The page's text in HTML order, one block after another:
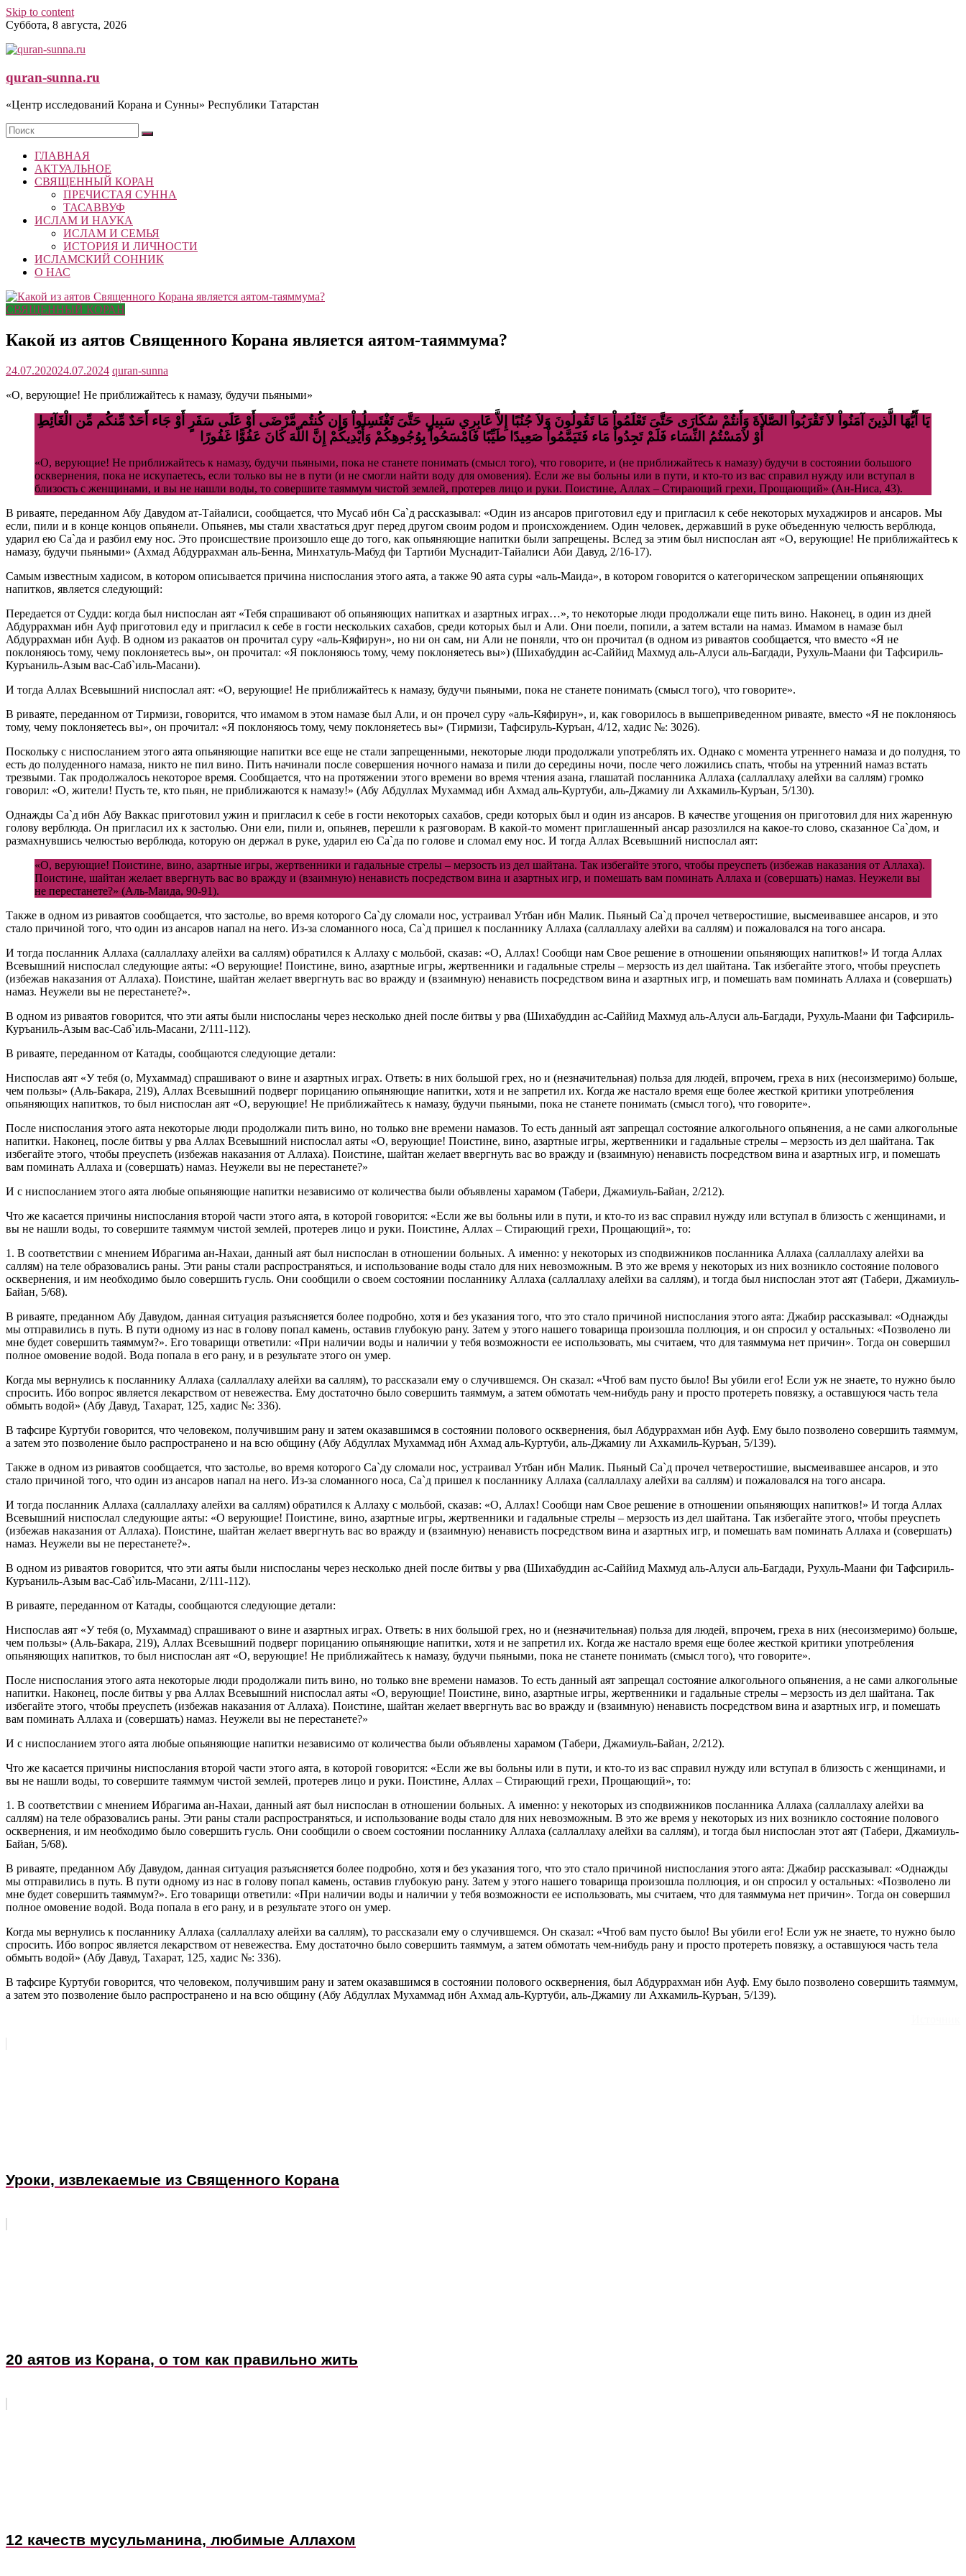
Skip to content
Суббота, 8 августа, 2026
quran-sunna.ru
«Центр исследований Корана и Сунны» Республики Татарстан
ГЛАВНАЯ
АКТУАЛЬНОЕ
СВЯЩЕННЫЙ КОРАН
ПРЕЧИСТАЯ СУННА
ТАСАВВУФ
ИСЛАМ И НАУКА
ИСЛАМ И СЕМЬЯ
ИСТОРИЯ И ЛИЧНОСТИ
ИСЛАМСКИЙ СОННИК
О НАС
СВЯЩЕННЫЙ КОРАН
Какой из аятов Священного Корана является аятом-таяммума?
24.07.202024.07.2024 quran-sunna
«О, верующие! Не приближайтесь к намазу, будучи пьяными»
يَا أَيُّهَا الَّذِينَ آمَنُواْ لاَ تَقْرَبُواْ الصَّلاَةَ وَأَنتُمْ سُكَارَى حَتَّىَ تَعْلَمُواْ مَا تَقُولُونَ وَلاَ جُنُبًا إِلاَّ عَابِرِي سَبِيلٍ حَتَّىَ تَغْتَسِلُواْ وَإِن كُنتُم مَّرْضَى أَوْ عَلَى سَفَرٍ أَوْ جَاء أَحَدٌ مِّنكُم مِّن الْغَآئِطِ
«О, верующие! Не приближайтесь к намазу, будучи пьяными, пока не станете понимать (смысл того), что говорите, и (не приближайтесь к намазу) будучи в состоянии большого
осквернения, пока не искупаетесь, если только вы не в пути (и не смогли найти воду для омовения). Если же вы больны или в пути, и кто-то из вас справил нужду или вступал в
близость с женщинами, и вы не нашли воды, то совершите таяммум чистой землей, протерев лицо и руки. Поистине, Аллах – Стирающий грехи, Прощающий» (Ан-Ниса, 43).
В риваяте, переданном Абу Давудом ат-Тайалиси, сообщается, что Мусаб ибн Са`д рассказывал: «Один из ансаров приготовил еду и пригласил к себе некоторых мухаджиров и ансаров. Мы
если, пили и в конце концов опьянели. Опьянев, мы стали хвастаться друг перед другом своим родом и происхождением. Один человек, державший в руке объеденную челюсть верблюда,
ударил ею Са`да и разбил ему нос. Это происшествие произошло еще до того, как опьяняющие напитки были запрещены. Вслед за этим был ниспослан аят «О, верующие! Не приближайтесь к
намазу, будучи пьяными» (Ахмад Абдуррахман аль-Бенна, Минхатуль-Мабуд фи Тартиби Муснадит-Тайалиси Аби Давуд, 2/16-17).
Самым известным хадисом, в котором описывается причина ниспослания этого аята, а также 90 аята суры «аль-Маида», в котором говорится о категорическом запрещении опьяняющих
напитков, является следующий:
Передается от Судди: когда был ниспослан аят «Тебя спрашивают об опьяняющих напитках и азартных играх…», то некоторые люди продолжали еще пить вино. Наконец, в один из дней
Абдуррахман ибн Ауф приготовил еду и пригласил к себе в гости нескольких сахабов, среди которых был и Али. Они поели, попили, а затем встали на намаз. Имамом в намазе был
Абдуррахман ибн Ауф. В одном из ракаатов он прочитал суру «аль-Кяфирун», но ни он сам, ни Али не поняли, что он прочитал (в одном из риваятов сообщается, что вместо «Я не
поклоняюсь тому, чему поклоняетесь вы», он прочитал: «Я поклоняюсь тому, чему поклоняетесь вы») (Шихабуддин ас-Саййид Махмуд аль-Алуси аль-Багдади, Рухуль-Маани фи Тафсириль-
Куръаниль-Азым вас-Саб`иль-Масани).
И тогда Аллах Всевышний ниспослал аят: «О, верующие! Не приближайтесь к намазу, будучи пьяными, пока не станете понимать (смысл того), что говорите».
В риваяте, переданном от Тирмизи, говорится, что имамом в этом намазе был Али, и он прочел суру «аль-Кяфирун», и, как говорилось в вышеприведенном риваяте, вместо «Я не поклоняюсь
тому, чему поклоняетесь вы», он прочитал: «Я поклоняюсь тому, чему поклоняетесь вы» (Тирмизи, Тафсируль-Куръан, 4/12, хадис №: 3026).
Поскольку с ниспосланием этого аята опьяняющие напитки все еще не стали запрещенными, некоторые люди продолжали употреблять их. Однако с момента утреннего намаза и до полудня, то
есть до полуденного намаза, никто не пил вино. Пить начинали после совершения ночного намаза и пили до середины ночи, после чего ложились спать, чтобы на утренний намаз встать
трезвыми. Так продолжалось некоторое время. Сообщается, что на протяжении этого времени во время чтения азана, глашатай посланника Аллаха (саллаллаху алейхи ва саллям) громко
говорил: «О, жители! Пусть те, кто пьян, не приближаются к намазу!» (Абу Абдуллах Мухаммад ибн Ахмад аль-Куртуби, аль-Джамиу ли Ахкамиль-Куръан, 5/130).
Однажды Са`д ибн Абу Ваккас приготовил ужин и пригласил к себе в гости некоторых сахабов, среди которых был и один из ансаров. В качестве угощения он приготовил для них жаренную
голову верблюда. Он пригласил их к застолью. Они ели, пили и, опьянев, перешли к разговорам. В какой-то момент приглашенный ансар разозлился на какое-то слово, сказанное Са`дом, и
размахнувшись челюстью верблюда, которую он держал в руке, ударил ею Са`да по голове и сломал ему нос. И тогда Аллах Всевышний ниспослал аят:
«О, верующие! Поистине, вино, азартные игры, жертвенники и гадальные стрелы – мерзость из дел шайтана. Так избегайте этого, чтобы преуспеть (избежав наказания от Аллаха).
Поистине, шайтан желает ввергнуть вас во вражду и (взаимную) ненависть посредством вина и азартных игр, и помешать вам поминать Аллаха и (совершать) намаз. Неужели вы
не перестанете?» (Аль-Маида, 90-91).
Также в одном из риваятов сообщается, что застолье, во время которого Са`ду сломали нос, устраивал Утбан ибн Малик. Пьяный Са`д прочел четверостишие, высмеивавшее ансаров, и это
стало причиной того, что один из ансаров напал на него. Из-за сломанного носа, Са`д пришел к посланнику Аллаха (саллаллаху алейхи ва саллям) и пожаловался на того ансара.
И тогда посланник Аллаха (саллаллаху алейхи ва саллям) обратился к Аллаху с мольбой, сказав: «О, Аллах! Сообщи нам Свое решение в отношении опьяняющих напитков!» И тогда Аллах
Всевышний ниспослал следующие аяты: «О верующие! Поистине, вино, азартные игры, жертвенники и гадальные стрелы – мерзость из дел шайтана. Так избегайте этого, чтобы преуспеть
(избежав наказания от Аллаха). Поистине, шайтан желает ввергнуть вас во вражду и (взаимную) ненависть посредством вина и азартных игр, и помешать вам поминать Аллаха и (совершать)
намаз. Неужели вы не перестанете?».
В одном из риваятов говорится, что эти аяты были ниспосланы через несколько дней после битвы у рва (Шихабуддин ас-Саййид Махмуд аль-Алуси аль-Багдади, Рухуль-Маани фи Тафсириль-
Куръаниль-Азым вас-Саб`иль-Масани, 2/111-112).
В риваяте, переданном от Катады, сообщаются следующие детали:
Ниспослав аят «У тебя (о, Мухаммад) спрашивают о вине и азартных играх. Ответь: в них большой грех, но и (незначительная) польза для людей, впрочем, греха в них (несоизмеримо) больше,
чем пользы» (Аль-Бакара, 219), Аллах Всевышний подверг порицанию опьяняющие напитки, хотя и не запретил их. Когда же настало время еще более жесткой критики употребления
опьяняющих напитков, то был ниспослан аят «О, верующие! Не приближайтесь к намазу, будучи пьяными, пока не станете понимать (смысл того), что говорите».
После ниспослания этого аята некоторые люди продолжали пить вино, но только вне времени намазов. То есть данный аят запрещал состояние алкогольного опьянения, а не сами алкогольные
напитки. Наконец, после битвы у рва Аллах Всевышний ниспослал аяты «О, верующие! Поистине, вино, азартные игры, жертвенники и гадальные стрелы – мерзость из дел шайтана. Так
избегайте этого, чтобы преуспеть (избежав наказания от Аллаха). Поистине, шайтан желает ввергнуть вас во вражду и (взаимную) ненависть посредством вина и азартных игр, и помешать
вам поминать Аллаха и (совершать) намаз. Неужели вы не перестанете?»
И с ниспосланием этого аята любые опьяняющие напитки независимо от количества были объявлены харамом (Табери, Джамиуль-Байан, 2/212).
Что же касается причины ниспослания второй части этого аята, в которой говорится: «Если же вы больны или в пути, и кто-то из вас справил нужду или вступал в близость с женщинами, и
вы не нашли воды, то совершите таяммум чистой землей, протерев лицо и руки. Поистине, Аллах – Стирающий грехи, Прощающий», то:
1. В соответствии с мнением Ибрагима ан-Нахаи, данный аят был ниспослан в отношении больных. А именно: у некоторых из сподвижников посланника Аллаха (саллаллаху алейхи ва
саллям) на теле образовались раны. Эти раны стали распространяться, и использование воды стало для них невозможным. В это же время у некоторых из них возникло состояние полового
осквернения, и им необходимо было совершить гусль. Они сообщили о своем состоянии посланнику Аллаха (саллаллаху алейхи ва саллям), и тогда был ниспослан этот аят (Табери, Джамиуль-
Байан, 5/68).
В риваяте, преданном Абу Давудом, данная ситуация разъясняется более подробно, хотя и без указания того, что это стало причиной ниспослания этого аята: Джабир рассказывал: «Однажды
мы отправились в путь. В пути одному из нас в голову попал камень, оставив глубокую рану. Затем у этого нашего товарища произошла поллюция, и он спросил у остальных: «Позволено ли
мне будет совершить таяммум?». Его товарищи ответили: «При наличии воды и наличии у тебя возможности ее использовать, мы считаем, что для таяммума нет причин». Тогда он совершил
полное омовение водой. Вода попала в его рану, и в результате этого он умер.
Когда мы вернулись к посланнику Аллаха (саллаллаху алейхи ва саллям), то рассказали ему о случившемся. Он сказал: «Чтоб вам пусто было! Вы убили его! Если уж не знаете, то нужно было
спросить. Ибо вопрос является лекарством от невежества. Ему достаточно было совершить таяммум, а затем обмотать чем-нибудь рану и просто протереть повязку, а оставшуюся часть тела
обмыть водой» (Абу Давуд, Тахарат, 125, хадис №: 336).
В тафсире Куртуби говорится, что человеком, получившим рану и затем оказавшимся в состоянии полового осквернения, был Абдуррахман ибн Ауф. Ему было позволено совершить таяммум,
а затем это позволение было распространено и на всю общину (Абу Абдуллах Мухаммад ибн Ахмад аль-Куртуби, аль-Джамиу ли Ахкамиль-Куръан, 5/139).
Также в одном из риваятов сообщается, что застолье, во время которого Са`ду сломали нос, устраивал Утбан ибн Малик. Пьяный Са`д прочел четверостишие, высмеивавшее ансаров, и это
стало причиной того, что один из ансаров напал на него. Из-за сломанного носа, Са`д пришел к посланнику Аллаха (саллаллаху алейхи ва саллям) и пожаловался на того ансара.
И тогда посланник Аллаха (саллаллаху алейхи ва саллям) обратился к Аллаху с мольбой, сказав: «О, Аллах! Сообщи нам Свое решение в отношении опьяняющих напитков!» И тогда Аллах
Всевышний ниспослал следующие аяты: «О верующие! Поистине, вино, азартные игры, жертвенники и гадальные стрелы – мерзость из дел шайтана. Так избегайте этого, чтобы преуспеть
(избежав наказания от Аллаха). Поистине, шайтан желает ввергнуть вас во вражду и (взаимную) ненависть посредством вина и азартных игр, и помешать вам поминать Аллаха и (совершать)
намаз. Неужели вы не перестанете?».
В одном из риваятов говорится, что эти аяты были ниспосланы через несколько дней после битвы у рва (Шихабуддин ас-Саййид Махмуд аль-Алуси аль-Багдади, Рухуль-Маани фи Тафсириль-
Куръаниль-Азым вас-Саб`иль-Масани, 2/111-112).
В риваяте, переданном от Катады, сообщаются следующие детали:
Ниспослав аят «У тебя (о, Мухаммад) спрашивают о вине и азартных играх. Ответь: в них большой грех, но и (незначительная) польза для людей, впрочем, греха в них (несоизмеримо) больше,
чем пользы» (Аль-Бакара, 219), Аллах Всевышний подверг порицанию опьяняющие напитки, хотя и не запретил их. Когда же настало время еще более жесткой критики употребления
опьяняющих напитков, то был ниспослан аят «О, верующие! Не приближайтесь к намазу, будучи пьяными, пока не станете понимать (смысл того), что говорите».
После ниспослания этого аята некоторые люди продолжали пить вино, но только вне времени намазов. То есть данный аят запрещал состояние алкогольного опьянения, а не сами алкогольные
напитки. Наконец, после битвы у рва Аллах Всевышний ниспослал аяты «О, верующие! Поистине, вино, азартные игры, жертвенники и гадальные стрелы – мерзость из дел шайтана. Так
избегайте этого, чтобы преуспеть (избежав наказания от Аллаха). Поистине, шайтан желает ввергнуть вас во вражду и (взаимную) ненависть посредством вина и азартных игр, и помешать
вам поминать Аллаха и (совершать) намаз. Неужели вы не перестанете?»
И с ниспосланием этого аята любые опьяняющие напитки независимо от количества были объявлены харамом (Табери, Джамиуль-Байан, 2/212).
Что же касается причины ниспослания второй части этого аята, в которой говорится: «Если же вы больны или в пути, и кто-то из вас справил нужду или вступал в близость с женщинами, и
вы не нашли воды, то совершите таяммум чистой землей, протерев лицо и руки. Поистине, Аллах – Стирающий грехи, Прощающий», то:
1. В соответствии с мнением Ибрагима ан-Нахаи, данный аят был ниспослан в отношении больных. А именно: у некоторых из сподвижников посланника Аллаха (саллаллаху алейхи ва
саллям) на теле образовались раны. Эти раны стали распространяться, и использование воды стало для них невозможным. В это же время у некоторых из них возникло состояние полового
осквернения, и им необходимо было совершить гусль. Они сообщили о своем состоянии посланнику Аллаха (саллаллаху алейхи ва саллям), и тогда был ниспослан этот аят (Табери, Джамиуль-
Байан, 5/68).
В риваяте, преданном Абу Давудом, данная ситуация разъясняется более подробно, хотя и без указания того, что это стало причиной ниспослания этого аята: Джабир рассказывал: «Однажды
мы отправились в путь. В пути одному из нас в голову попал камень, оставив глубокую рану. Затем у этого нашего товарища произошла поллюция, и он спросил у остальных: «Позволено ли
мне будет совершить таяммум?». Его товарищи ответили: «При наличии воды и наличии у тебя возможности ее использовать, мы считаем, что для таяммума нет причин». Тогда он совершил
полное омовение водой. Вода попала в его рану, и в результате этого он умер.
Когда мы вернулись к посланнику Аллаха (саллаллаху алейхи ва саллям), то рассказали ему о случившемся. Он сказал: «Чтоб вам пусто было! Вы убили его! Если уж не знаете, то нужно было
спросить. Ибо вопрос является лекарством от невежества. Ему достаточно было совершить таяммум, а затем обмотать чем-нибудь рану и просто протереть повязку, а оставшуюся часть тела
обмыть водой» (Абу Давуд, Тахарат, 125, хадис №: 336).
В тафсире Куртуби говорится, что человеком, получившим рану и затем оказавшимся в состоянии полового осквернения, был Абдуррахман ибн Ауф. Ему было позволено совершить таяммум,
а затем это позволение было распространено и на всю общину (Абу Абдуллах Мухаммад ибн Ахмад аль-Куртуби, аль-Джамиу ли Ахкамиль-Куръан, 5/139).
Уроки, извлекаемые из Священного Корана
20 аятов из Корана, о том как правильно жить
12 качеств мусульманина, любимые Аллахом